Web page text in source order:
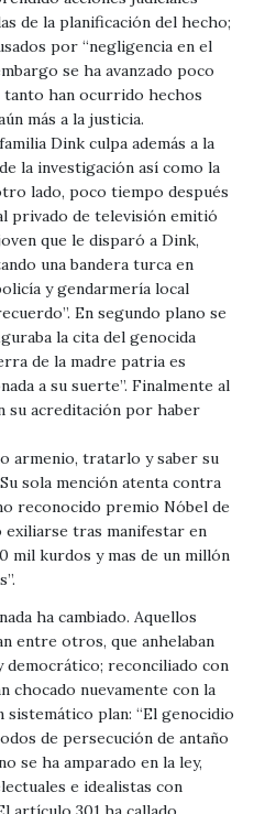
de la planificación del hecho;
por “negligencia en el
se ha avanzado poco
tanto han ocurrido hechos
más a la justicia.
Dink culpa además a la
la investigación así como la
lado, poco tiempo después
privado de televisión emitió
que le disparó a Dink,
una bandera turca en
y gendarmería local
En segundo plano se
la cita del genocida
de la madre patria es
a su suerte”. Finalmente al
su acreditación por haber
armenio, tratarlo y saber su
sola mención atenta contra
reconocido premio Nóbel de
tras manifestar en
mil kurdos y mas de un millón
ha cambiado. Aquellos
entre otros, que anhelaban
reconciliado con
chocado nuevamente con la
sistemático plan: “El genocidio
de persecución de antaño
se ha amparado en la ley,
e idealistas con